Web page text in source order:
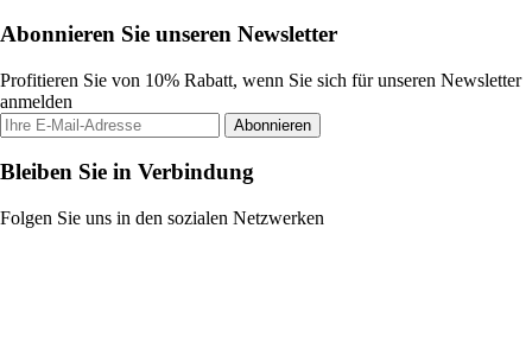
Abonnieren Sie unseren Newsletter
Profitieren Sie von 10% Rabatt, wenn Sie sich für unseren Newsletter
anmelden
Abonnieren
Bleiben Sie in Verbindung
Folgen Sie uns in den sozialen Netzwerken